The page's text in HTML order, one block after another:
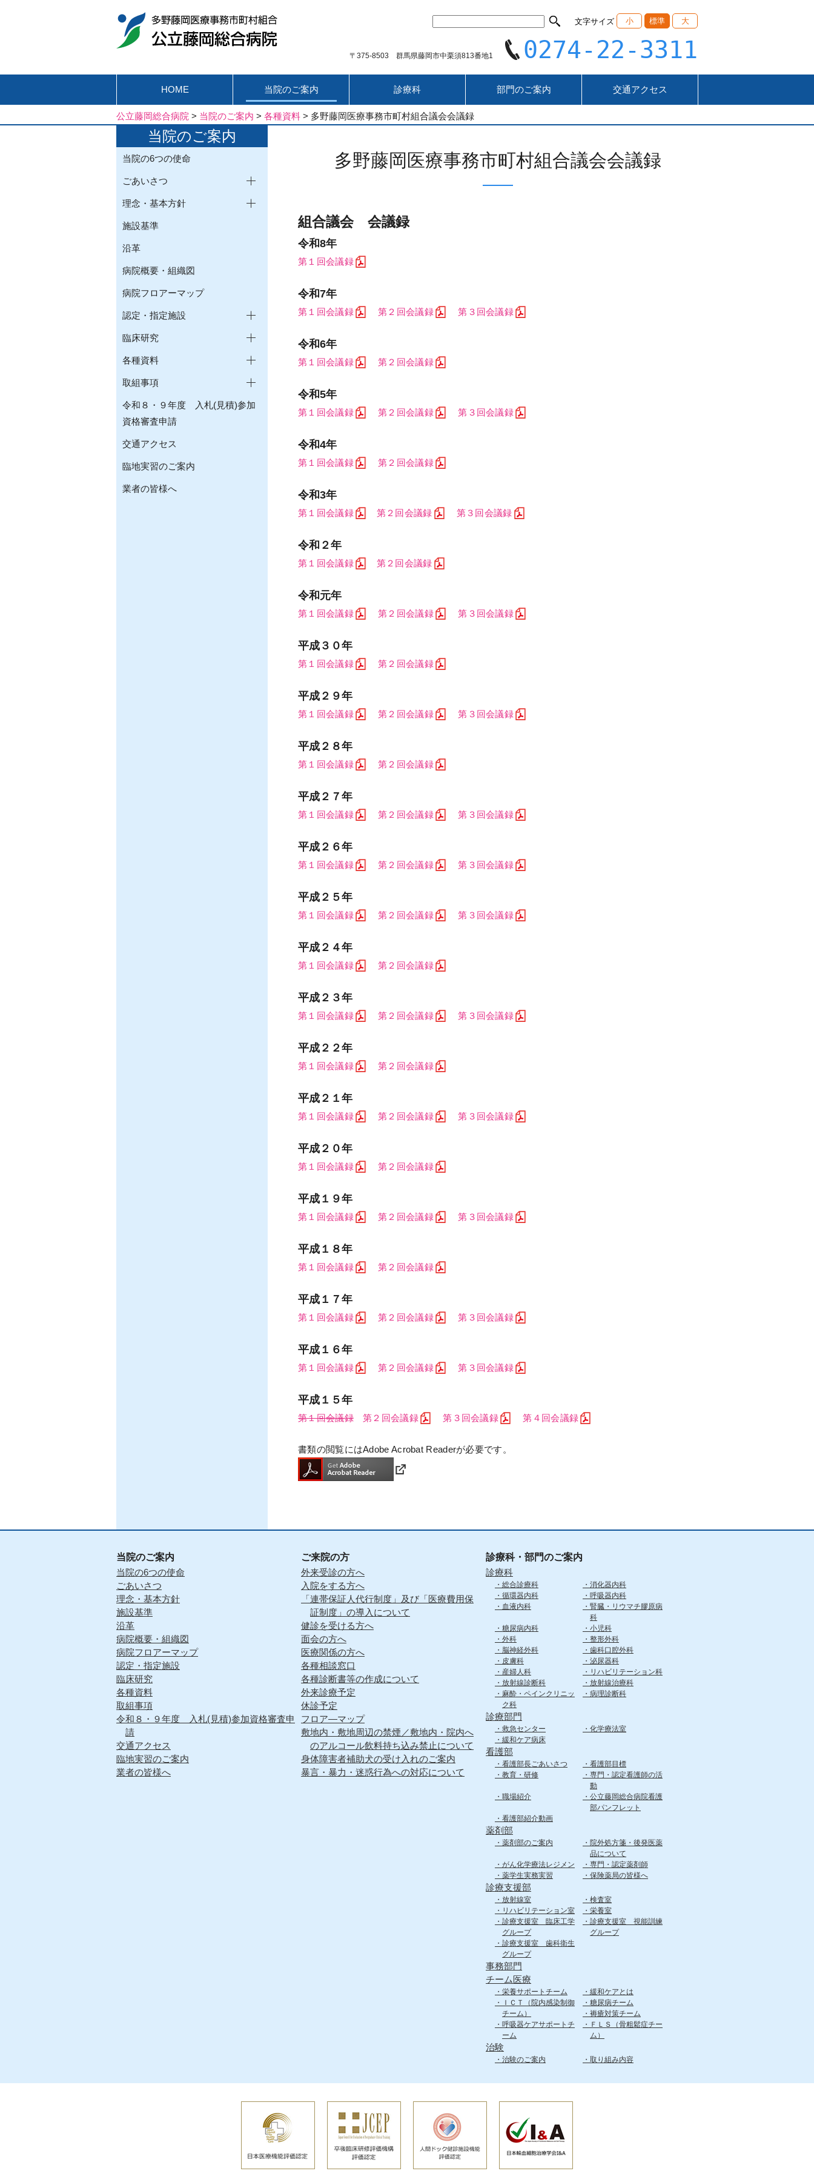
文字サイズ 小 標準 大
〒375-8503 群馬県藤岡市中栗須813番地1 0274-22-3311
HOME 当院のご案内 診療科 部門のご案内 交通アクセス
公立藤岡総合病院 > 当院のご案内 > 各種資料 > 多野藤岡医療事務市町村組合議会会議録
当院のご案内
当院の6つの使命
ごあいさつ
理念・基本方針
施設基準
沿革
病院概要・組織図
病院フロアーマップ
認定・指定施設
臨床研究
各種資料
取組事項
令和８・９年度 入札(見積)参加
資格審査申請
交通アクセス
臨地実習のご案内
業者の皆様へ
多野藤岡医療事務市町村組合議会会議録
組合議会 会議録
令和8年
第１回会議録
令和7年
第１回会議録 第２回会議録 第３回会議録
令和6年
第１回会議録 第２回会議録
令和5年
第１回会議録 第２回会議録 第３回会議録
令和4年
第１回会議録 第２回会議録
令和3年
第１回会議録 第２回会議録 第３回会議録
令和２年
第１回会議録 第２回会議録
令和元年
第１回会議録 第２回会議録 第３回会議録
平成３０年
第１回会議録 第２回会議録
平成２９年
第１回会議録 第２回会議録 第３回会議録
平成２８年
第１回会議録 第２回会議録
平成２７年
第１回会議録 第２回会議録 第３回会議録
平成２６年
第１回会議録 第２回会議録 第３回会議録
平成２５年
第１回会議録 第２回会議録 第３回会議録
平成２４年
第１回会議録 第２回会議録
平成２３年
第１回会議録 第２回会議録 第３回会議録
平成２２年
第１回会議録 第２回会議録
平成２１年
第１回会議録 第２回会議録 第３回会議録
平成２０年
第１回会議録 第２回会議録
平成１９年
第１回会議録 第２回会議録 第３回会議録
平成１８年
第１回会議録 第２回会議録
平成１７年
第１回会議録 第２回会議録 第３回会議録
平成１６年
第１回会議録 第２回会議録 第３回会議録
平成１５年
第１回会議録 第２回会議録 第３回会議録 第４回会議録
書類の閲覧にはAdobe Acrobat Readerが必要です。
当院のご案内
当院の6つの使命
ごあいさつ
理念・基本方針
施設基準
沿革
病院概要・組織図
病院フロアーマップ
認定・指定施設
臨床研究
各種資料
取組事項
令和８・９年度 入札(見積)参加資格審査申
請
交通アクセス
臨地実習のご案内
業者の皆様へ
ご来院の方
外来受診の方へ
入院をする方へ
「連帯保証人代行制度」及び「医療費用保
証制度」の導入について
健診を受ける方へ
面会の方へ
医療関係の方へ
各種相談窓口
各種診断書等の作成について
外来診療予定
休診予定
フロア―マップ
敷地内・敷地周辺の禁煙／敷地内・院内へ
のアルコール飲料持ち込み禁止について
身体障害者補助犬の受け入れのご案内
暴言・暴力・迷惑行為への対応について
診療科・部門のご案内
診療科
総合診療科
消化器内科
循環器内科
呼吸器内科
血液内科
腎臓・リウマチ膠原病
科
糖尿病内科
小児科
外科
整形外科
脳神経外科
歯科口腔外科
皮膚科
泌尿器科
産婦人科
リハビリテーション科
放射線診断科
放射線治療科
麻酔・ペインクリニッ
ク科
病理診断科
診療部門
救急センター
化学療法室
緩和ケア病床
看護部
看護部長ごあいさつ
看護部目標
教育・研修
専門・認定看護師の活
動
職場紹介
公立藤岡総合病院看護
部パンフレット
看護部紹介動画
薬剤部
薬剤部のご案内
院外処方箋・後発医薬
品について
がん化学療法レジメン
専門・認定薬剤師
薬学生実務実習
保険薬局の皆様へ
診療支援部
放射線室
検査室
リハビリテーション室
栄養室
診療支援室 臨床工学
グループ
診療支援室 視能訓練
グループ
診療支援室 歯科衛生
グループ
事務部門
チーム医療
栄養サポートチーム
緩和ケアとは
ＩＣＴ（院内感染制御
チーム）
糖尿病チーム
褥瘡対策チーム
呼吸器ケアサポートチ
ーム
ＦＬＳ（骨粗鬆症チー
ム）
治験
治験のご案内 取り組み内容